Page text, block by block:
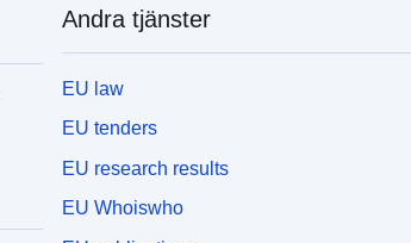
Andra tjänster
EU law
EU tenders
EU research results
EU Whoiswho